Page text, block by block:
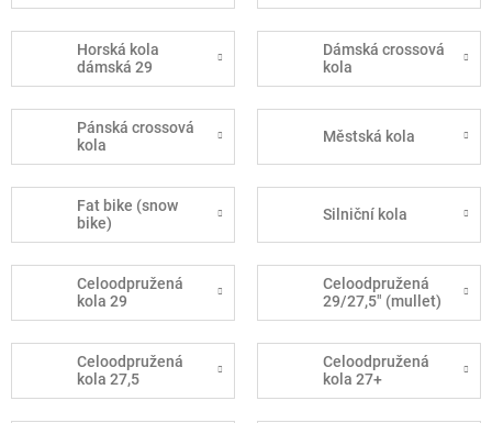
Horská kola
dámská 29
Dámská crossová
kola
Pánská crossová
kola
Městská kola
Fat bike (snow
bike)
Silniční kola
Celoodpružená
kola 29
Celoodpružená
29/27,5" (mullet)
Celoodpružená
kola 27,5
Celoodpružená
kola 27+